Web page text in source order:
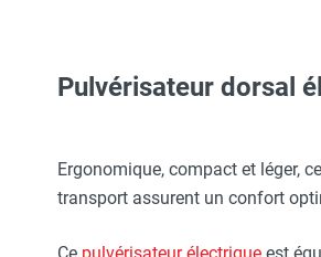
Carotteuse électrique
Veste de chantier PE10J -
Casque de protection gris
Visière V 10 - HUSQVARNA
Pulvérisateur dorsal
Ergonomique, compact et léger,
transport assurent un confort
Ce pulvérisateur électrique est